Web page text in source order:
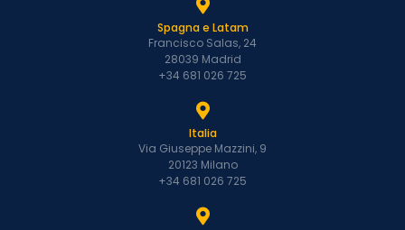
Spagna e Latam
Francisco Salas, 24
28039 Madrid
+34 681 026 725
Italia
Via Giuseppe Mazzini, 9
20123 Milano
+34 681 026 725